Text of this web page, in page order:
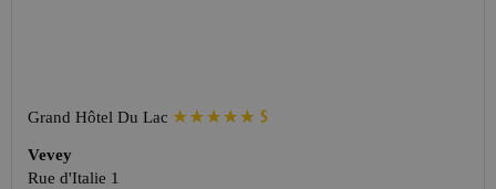
Grand Hôtel Du Lac
Vevey
Rue d'Italie 1